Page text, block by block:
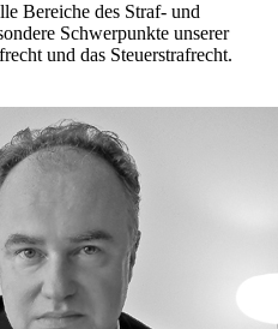
Bereiche des Straf- und
Schwerpunkte unserer
und das Steuerstrafrecht.